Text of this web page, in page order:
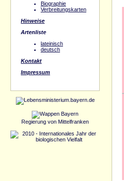
Biographie
Verbreitungskarten
Hinweise
Artenliste
lateinisch
deutsch
Kontakt
Impressum
Regierung von Mittelfranken